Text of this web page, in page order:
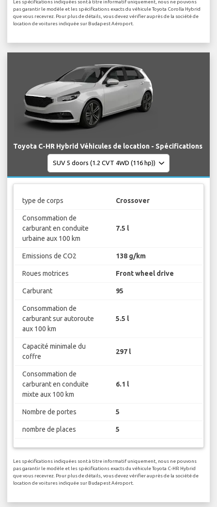
Les spécifications indiquées sont à titre informatif uniquement, nous ne pouvons
pas garantir le modèle et les spécifications exacts du véhicule Toyota Corolla Hybrid
que vous recevrez. Pour plus de détails, vous devez vérifier auprès de la société de
location de voitures indiquée sur Budapest Aéroport.
Toyota C-HR Hybrid Véhicules de location - Spécifications
type de corps Crossover
Consommation de
carburant en conduite
urbaine aux 100 km
7.5 l
Emissions de CO2 138 g/km
Roues motrices Front wheel drive
Carburant 95
Consommation de
carburant sur autoroute
aux 100 km
5.5 l
Capacité minimale du
coffre
297 l
Consommation de
carburant en conduite
mixte aux 100 km
6.1 l
Nombre de portes 5
nombre de places 5
Les spécifications indiquées sont à titre informatif uniquement, nous ne pouvons
pas garantir le modèle et les spécifications exacts du véhicule Toyota C-HR Hybrid
que vous recevrez. Pour plus de détails, vous devez vérifier auprès de la société de
location de voitures indiquée sur Budapest Aéroport.